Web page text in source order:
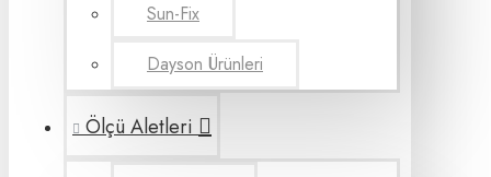
Sun-Fix
Dayson Ürünleri
Ölçü Aletleri